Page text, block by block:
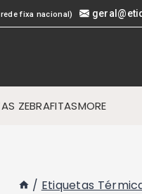
fixa nacional)
ZEBRAFITASMORE
/ Etiquetas